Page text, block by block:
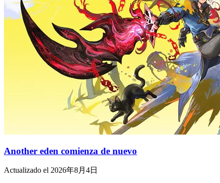
Another eden comienza de nuevo
Actualizado el 2026年8月4日